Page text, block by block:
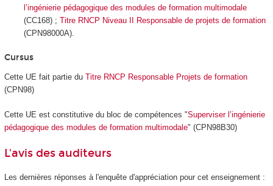
l’ingénierie pédagogique des modules de formation multimodale
(CC168) ; Titre RNCP Niveau II Responsable de projets de formation
(CPN98000A).
Cursus
Cette UE fait partie du Titre RNCP Responsable Projets de formation
(CPN98)
Cette UE est constitutive du bloc de compétences "Superviser l’ingénierie
pédagogique des modules de formation multimodale" (CPN98B30)
L'avis des auditeurs
Les dernières réponses à l'enquête d'appréciation pour cet enseignement :